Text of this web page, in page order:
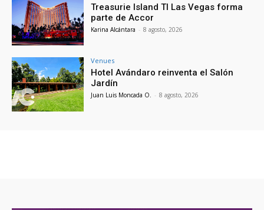
Treasurie Island TI Las Vegas forma
parte de Accor
Karina Alcántara - 8 agosto, 2026
Venues
Hotel Avándaro reinventa el Salón
Jardín
Juan Luis Moncada O. - 8 agosto, 2026